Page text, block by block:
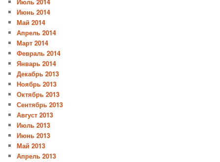
Июль 2014
Июнь 2014
Май 2014
Апрель 2014
Март 2014
Февраль 2014
Январь 2014
Декабрь 2013
Ноябрь 2013
Октябрь 2013
Сентябрь 2013
Август 2013
Июль 2013
Июнь 2013
Май 2013
Апрель 2013